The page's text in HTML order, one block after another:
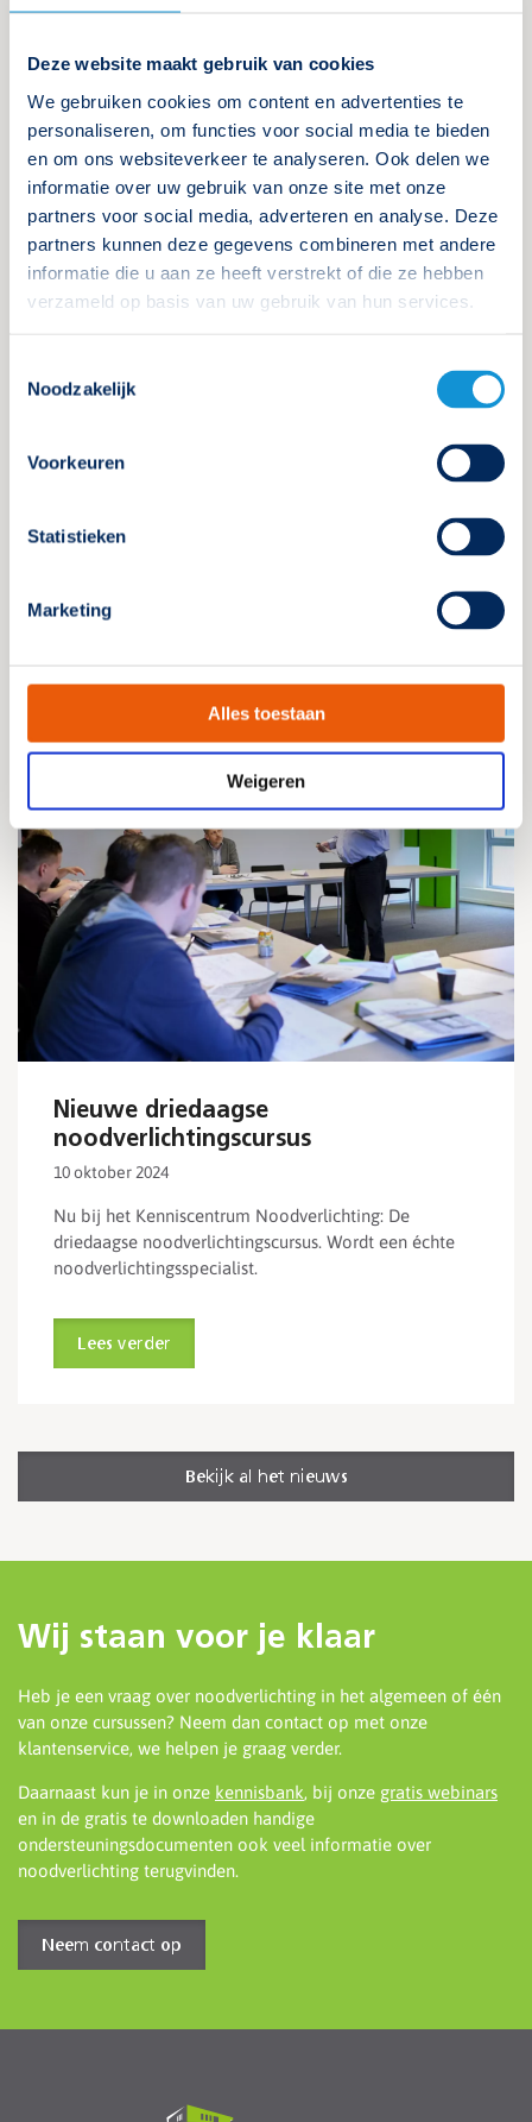
Deze website maakt gebruik van cookies
We gebruiken cookies om content en advertenties te
personaliseren, om functies voor social media te bieden
en om ons websiteverkeer te analyseren. Ook delen we
informatie over uw gebruik van onze site met onze
partners voor social media, adverteren en analyse. Deze
partners kunnen deze gegevens combineren met andere
informatie die u aan ze heeft verstrekt of die ze hebben
verzameld op basis van uw gebruik van hun services.
Noodzakelijk
Voorkeuren
Statistieken
Marketing
Alles toestaan
Weigeren
(Gesloten) De Kenniscentrum
Nieuwe driedaagse
noodverlichtingscursus
10 oktober 2024
Nu bij het Kenniscentrum Noodverlichting: De
driedaagse noodverlichtingscursus. Wordt een échte
noodverlichtingsspecialist.
Lees verder
Bekijk al het nieuws
Wij staan voor je klaar
Heb je een vraag over noodverlichting in het algemeen of één
van onze cursussen? Neem dan contact op met onze
klantenservice, we helpen je graag verder.
Daarnaast kun je in onze kennisbank, bij onze gratis webinars
en in de gratis te downloaden handige
ondersteuningsdocumenten ook veel informatie over
noodverlichting terugvinden.
Neem contact op